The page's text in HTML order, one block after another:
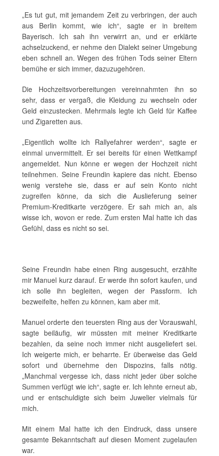
„Es tut gut, mit jemandem Zeit zu verbringen, der auch
aus Berlin kommt, wie ich“, sagte er in breitem
Bayerisch. Ich sah ihn verwirrt an, und er erklärte
achselzuckend, er nehme den Dialekt seiner Umgebung
eben schnell an. Wegen des frühen Tods seiner Eltern
bemühe er sich immer, dazuzugehören.
Die Hochzeitsvorbereitungen vereinnahmten ihn so
sehr, dass er vergaß, die Kleidung zu wechseln oder
Geld einzustecken. Mehrmals legte ich Geld für Kaffee
und Zigaretten aus.
„Eigentlich wollte ich Rallyefahrer werden“, sagte er
einmal unvermittelt. Er sei bereits für einen Wettkampf
angemeldet. Nun könne er wegen der Hochzeit nicht
teilnehmen. Seine Freundin kapiere das nicht. Ebenso
wenig verstehe sie, dass er auf sein Konto nicht
zugreifen könne, da sich die Auslieferung seiner
Premium-Kreditkarte verzögere. Er sah mich an, als
wisse ich, wovon er rede. Zum ersten Mal hatte ich das
Gefühl, dass es nicht so sei.
Seine Freundin habe einen Ring ausgesucht, erzählte
mir Manuel kurz darauf. Er werde ihn sofort kaufen, und
ich solle ihn begleiten, wegen der Passform. Ich
bezweifelte, helfen zu können, kam aber mit.
Manuel orderte den teuersten Ring aus der Vorauswahl,
sagte beiläufig, wir müssten mit meiner Kreditkarte
bezahlen, da seine noch immer nicht ausgeliefert sei.
Ich weigerte mich, er beharrte. Er überweise das Geld
sofort und übernehme den Dispozins, falls nötig.
„Manchmal vergesse ich, dass nicht jeder über solche
Summen verfügt wie ich“, sagte er. Ich lehnte erneut ab,
und er entschuldigte sich beim Juwelier vielmals für
mich.
Mit einem Mal hatte ich den Eindruck, dass unsere
gesamte Bekanntschaft auf diesen Moment zugelaufen
war.